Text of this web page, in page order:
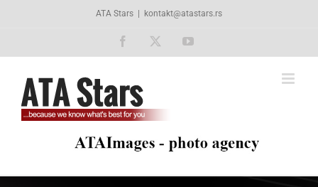
ATA Stars kontakt@atastars.rs
Facebook YouTube